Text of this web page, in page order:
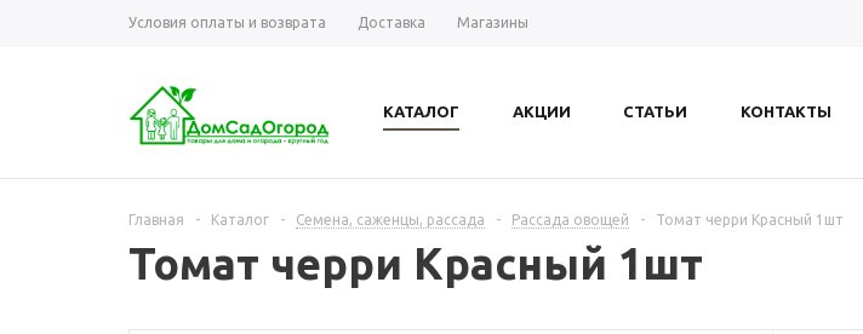
Условия оплаты и возврата Доставка Магазины
КАТАЛОГ АКЦИИ СТАТЬИ КОНТАКТЫ
Главная - Каталог - Семена, саженцы, рассада - Рассада овощей - Томат черри Красный 1шт
Томат черри Красный 1шт